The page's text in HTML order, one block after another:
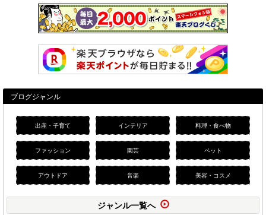
ブログジャンル
出産・子育て インテリア 料理・食べ物
ファッション 園芸 ペット
アウトドア 音楽 美容・コスメ
ジャンル一覧へ